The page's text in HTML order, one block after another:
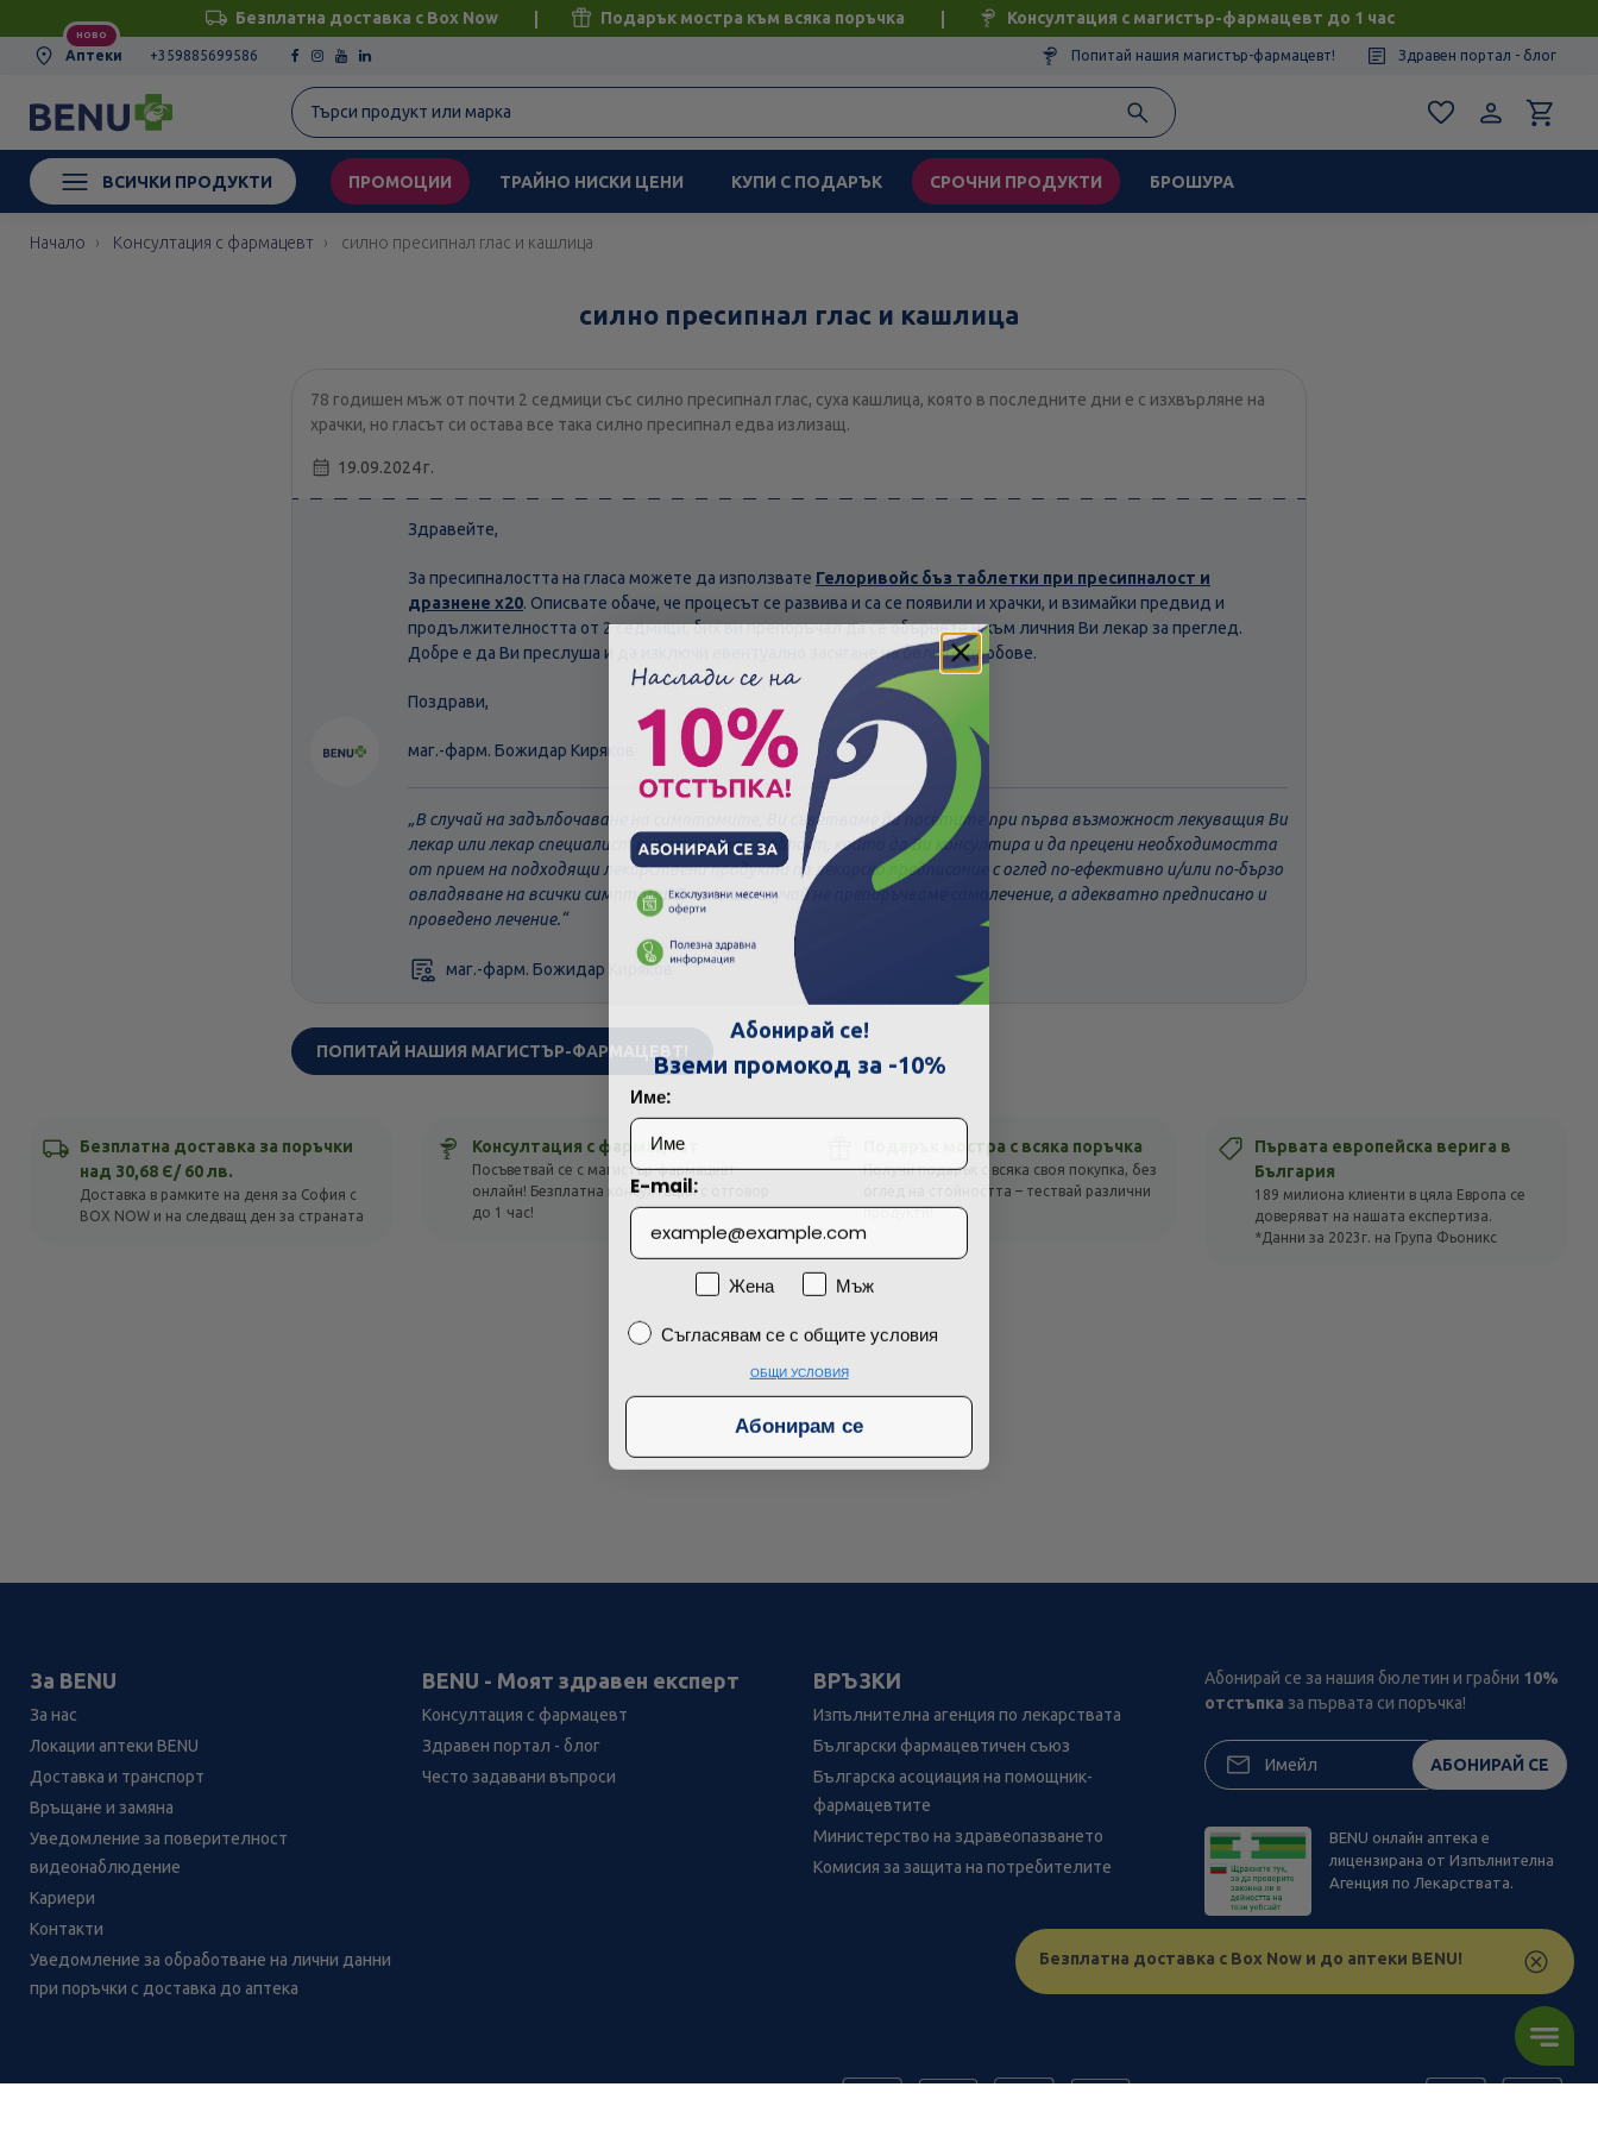
Безплатна доставка с Box Now и до аптеки BENU!
Безплатна доставка с Box Now Подарък мостра към всяка поръчка Консултация с магистър-фармацевт до 1 час
НОВО
Аптеки +359885699586 Попитай нашия магистър-фармацевт! Здравен портал - блог
ВСИЧКИ ПРОДУКТИ ПРОМОЦИИ ТРАЙНО НИСКИ ЦЕНИ КУПИ С ПОДАРЪК СРОЧНИ ПРОДУКТИ БРОШУРА
Начало Консултация с фармацевт силно пресипнал глас и кашлица
силно пресипнал глас и кашлица
78 годишен мъж от почти 2 седмици със силно пресипнал глас, суха кашлица, която в последните дни е с изхвърляне на
храчки, но гласът си остава все така силно пресипнал едва излизащ.
19.09.2024 г.
Здравейте,
За пресипналостта на гласа можете да използвате Гелоривойс бъз таблетки при пресипналост и
дразнене х20. Описвате обаче, че процесът се развива и са се появили и храчки, и взимайки предвид и
продължителността от 2 седмици, бих ви препоръчал да се обърнете и към личния Ви лекар за преглед.
Добре е да Ви преслуша и да изключи евентуално засягане на белите дробове.
Поздрави,
маг.-фарм. Божидар Киряков
В случай на задълбочаване на симптомите, Ви съветваме да посетите при първа възможност лекуващия Ви
лекар или лекар специалист в съответната област, който да Ви консултира и да прецени необходимостта
от прием на подходящи лекарствени продукти по лекарско предписание с оглед по-ефективно и/или по-бързо
овладяване на всички симптоми. В никакъв случай не препоръчваме самолечение, а адекватно предписано и
проведено лечение.
маг.-фарм. Божидар Киряков
ПОПИТАЙ НАШИЯ МАГИСТЪР-ФАРМАЦЕВТ!
Безплатна доставка за поръчки
над 30,68 Є/ 60 лв.
Доставка в рамките на деня за София с
BOX NOW и на следващ ден за страната
Консултация с фармацевт
Посъветвай се с магистър-фармацевт
онлайн! Безплатна консултация с отговор
до 1 час!
Подарък мостра с всяка поръчка
Получи подарък с всяка своя покупка, без
оглед на стойността – тествай различни
продукти!
Първата европейска верига в
България
189 милиона клиенти в цяла Европа се
доверяват на нашата експертиза.
*Данни за 2023г. на Група Фьоникс
За BENU
За нас
Локации аптеки BENU
Доставка и транспорт
Връщане и замяна
Уведомление за поверителност
видеонаблюдение
Кариери
Контакти
Уведомление за обработване на лични данни
при поръчки с доставка до аптека
BENU - Моят здравен експерт
Консултация с фармацевт
Здравен портал - блог
Често задавани въпроси
ВРЪЗКИ
Изпълнителна агенция по лекарствата
Български фармацевтичен съюз
Българска асоциация на помощник-
фармацевтите
Министерство на здравеопазването
Комисия за защита на потребителите
Абонирай се за нашия бюлетин и грабни 10%
отстъпка за първата си поръчка!
АБОНИРАЙ СЕ
BENU онлайн аптека е
лицензирана от Изпълнителна
Агенция по Лекарствата.
Лесно ли се ориентираш в
Търсих друго
Технически проблем с плащането
Просто разглеждам Намерих по-евтино
Абонирай се!
Вземи промокод за -10%
Име:
E-mail:
ПолЖена
Мъж
Съгласявам се с общите условия
Съгласявам се с общите условия
ОБЩИ УСЛОВИЯ
Абонирам се